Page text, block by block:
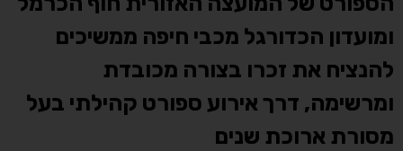
ומועדון הכדורגל מכבי חיפה ממשיכים
להנציח את זכרו בצורה מכובדת
ומרשימה, דרך אירוע ספורט קהילתי בעל
מסורת ארוכת שנים